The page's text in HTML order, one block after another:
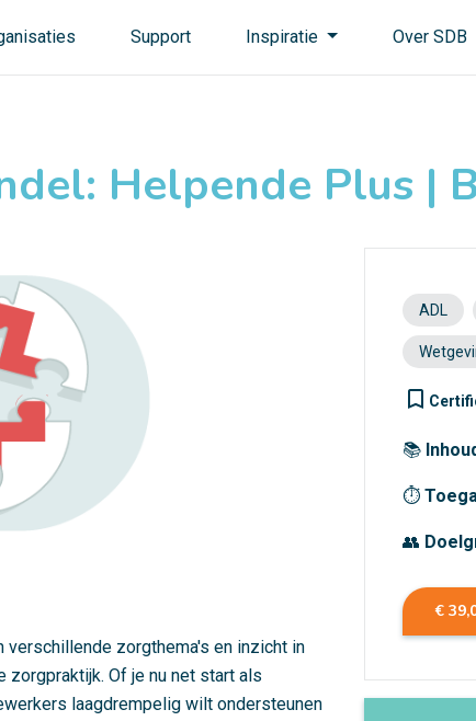
Support Inspiratie Over SDB
Helpende Plus |
verschillende zorgthema's en inzicht in
Of je nu net start als
laagdrempelig wilt ondersteunen
ADL
turned_in_not
📚
⏱
👥
€